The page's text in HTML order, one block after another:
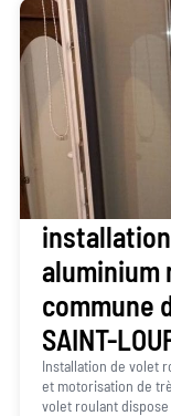
aluminium
commune
SAINT-
Installation de volet
et motorisation de
volet roulant